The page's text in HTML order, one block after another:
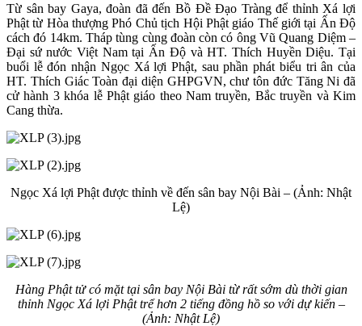
Từ sân bay Gaya, đoàn đã đến Bồ Đề Đạo Tràng để thỉnh Xá lợi
Phật từ Hòa thượng Phó Chủ tịch Hội Phật giáo Thế giới tại Ấn Độ
cách đó 14km. Tháp tùng cùng đoàn còn có ông Vũ Quang Diệm –
Đại sứ nước Việt Nam tại Ấn Độ và HT. Thích Huyền Diệu. Tại
buổi lễ đón nhận Ngọc Xá lợi Phật, sau phần phát biểu tri ân của
HT. Thích Giác Toàn đại diện GHPGVN, chư tôn đức Tăng Ni đã
cử hành 3 khóa lễ Phật giáo theo Nam truyền, Bắc truyền và Kim
Cang thừa.
Ngọc Xá lợi Phật được thỉnh về đến sân bay Nội Bài – (Ảnh: Nhật
Lệ)
Hàng Phật tử có mặt tại sân bay Nội Bài từ rất sớm dù thời gian
thỉnh Ngọc Xá lợi Phật trể hơn 2 tiếng đồng hồ so với dự kiến –
(Ảnh: Nhật Lệ)